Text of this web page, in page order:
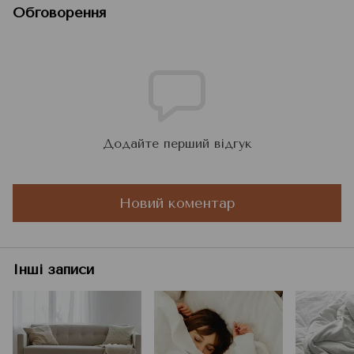
Обговорення
Додайте перший відгук
Новий коментар
Інші записи